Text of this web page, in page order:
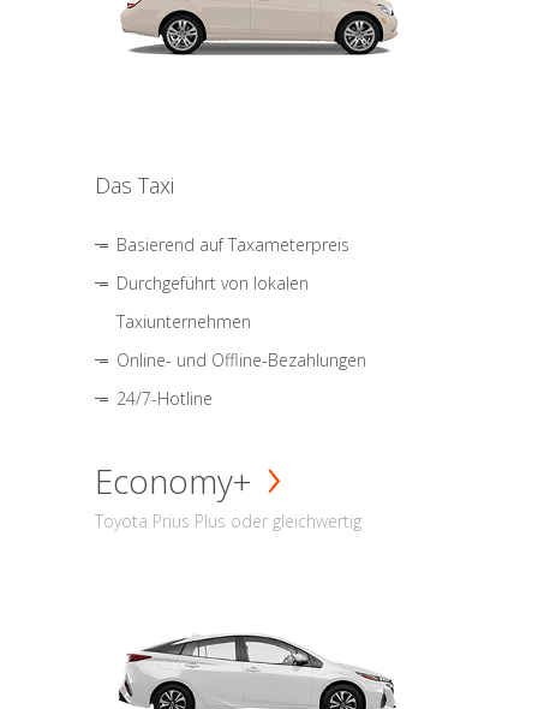
Das Taxi
Basierend auf Taxameterpreis
Durchgeführt von lokalen
Taxiunternehmen
Online- und Offline-Bezahlungen
24/7-Hotline
Economy+
Toyota Prius Plus oder gleichwertig